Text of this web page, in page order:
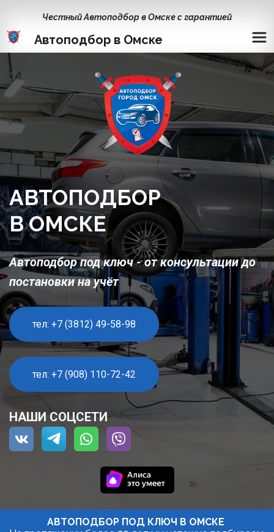
Честный Автоподбор в Омске с гарантией
Автоподбор в Омске
АВТОПОДБОР
В ОМСКЕ
Автоподбор под ключ - от консультации до
постановки на учёт
тел: +7 (3812) 49-58-98
тел: +7 (908) 110-72-42
НАШИ СОЦСЕТИ
АВТОПОДБОР ПОД КЛЮЧ В ОМСКЕ